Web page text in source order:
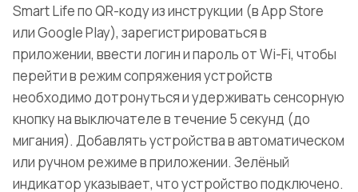
Smart Life по QR-коду из инструкции (в App Store
или Google Play), зарегистрироваться в
приложении, ввести логин и пароль от Wi-Fi, чтобы
перейти в режим сопряжения устройств
необходимо дотронуться и удерживать сенсорную
кнопку на выключателе в течение 5 секунд (до
мигания). Добавлять устройства в автоматическом
или ручном режиме в приложении. Зелёный
индикатор указывает, что устройство подключено.